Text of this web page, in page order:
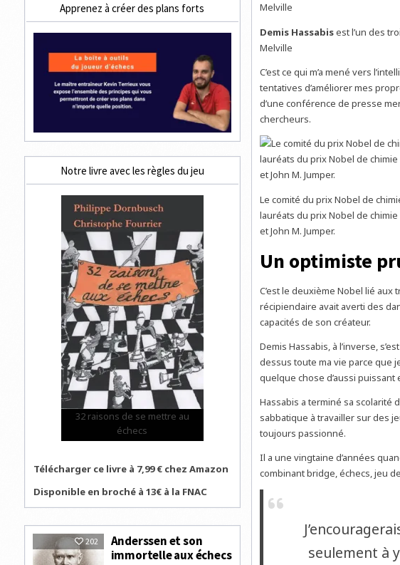
Demis Hassabisest l’un des
Melville
C’est ce qui m’a mené vers
tentatives d’améliorer mes
d’une conférence de presse
chercheurs.
Le comité du prix Nobel de
lauréats du prix Nobel de chimie
et John M. Jumper.
Un optimiste
C’est le deuxième Nobel lié
récipiendaire avait averti des
capacités de son créateur.
Demis Hassabis, à l’inverse,
dessus toute ma vie parce que
quelque chose d’aussi
Hassabis a terminé sa scolarité
sabbatique à travailler sur des
toujours passionné.
Il a une vingtaine d’années
combinant bridge, échecs, jeu
seulement à
Apprenez à créer des plans forts
Notre livre avec les règles du jeu
32 raisons de se mettre au
échecs
Télécharger ce livre à 7,99 € chez Amazon
Disponible en broché à 13€ à la FNAC
202
Anderssen et son
immortelle aux échecs